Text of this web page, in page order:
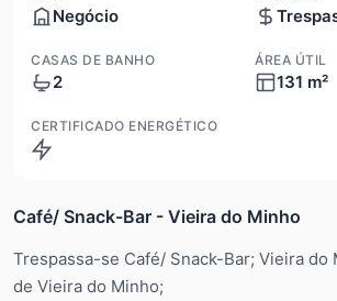
Negócio
CASAS DE BANHO
2
ÁREA ÚTIL
131 m²
CERTIFICADO ENERGÉTICO
Café/ Snack-Bar - Vieira do Minho
Trespassa-se Café/ Snack-Bar; Vieira do
de Vieira do Minho;